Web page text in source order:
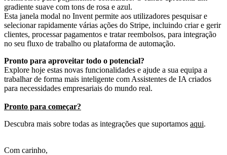
Esta janela modal no Invent permite aos utilizadores pesquisar e
selecionar rapidamente várias ações do Stripe, incluindo criar e gerir
clientes, processar pagamentos e tratar reembolsos, para integração
no seu fluxo de trabalho ou plataforma de automação.
Pronto para aproveitar todo o potencial?
Explore hoje estas novas funcionalidades e ajude a sua equipa a
trabalhar de forma mais inteligente com Assistentes de IA criados
para necessidades empresariais do mundo real.
Pronto para começar?
Descubra mais sobre todas as integrações que suportamos aqui.
Com carinho,